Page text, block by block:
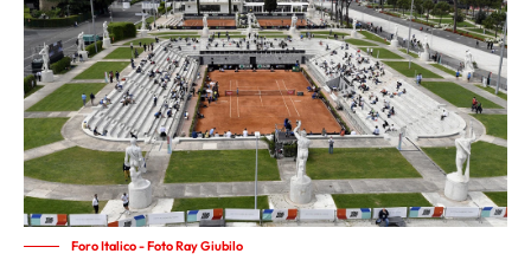
Foro Italico - Foto Ray Giubilo